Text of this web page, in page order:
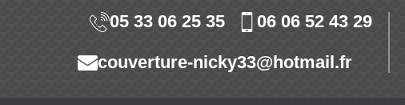
05 33 06 25 35 06 06 52 43 29
couverture-nicky33@hotmail.fr